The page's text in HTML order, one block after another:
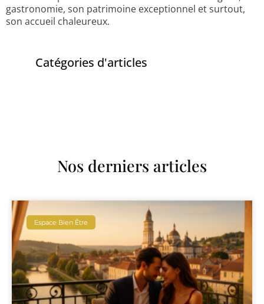
gastronomie, son patrimoine exceptionnel et surtout,
son accueil chaleureux.
Catégories d'articles
Nos derniers articles
Espace Bien Être